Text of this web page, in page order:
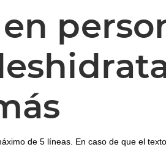
de 5 líneas. En caso de que el